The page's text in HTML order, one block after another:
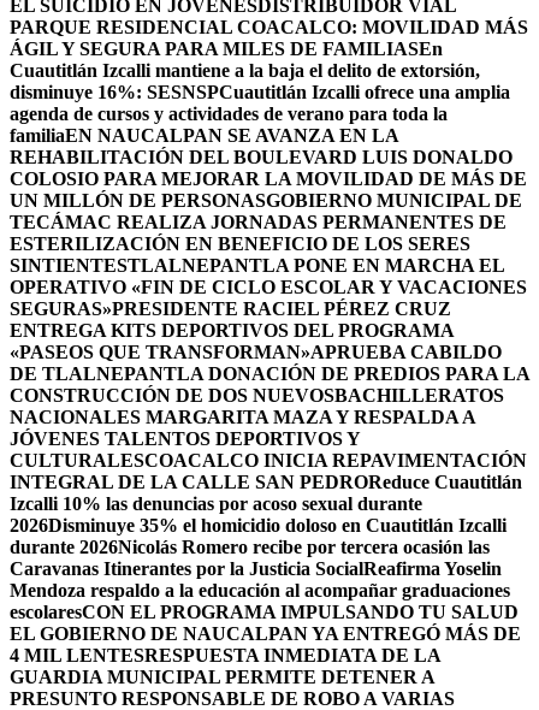
EL SUICIDIO EN JÓVENES DISTRIBUIDOR VIAL
PARQUE RESIDENCIAL COACALCO: MOVILIDAD MÁS
ÁGIL Y SEGURA PARA MILES DE FAMILIASEn
Cuautitlán Izcalli mantiene a la baja el delito de extorsión,
disminuye 16%: SESNSPCuautitlán Izcalli ofrece una amplia
agenda de cursos y actividades de verano para toda la
familiaEN NAUCALPAN SE AVANZA EN LA
REHABILITACIÓN DEL BOULEVARD LUIS DONALDO
COLOSIO PARA MEJORAR LA MOVILIDAD DE MÁS DE
UN MILLÓN DE PERSONASGOBIERNO MUNICIPAL DE
TECÁMAC REALIZA JORNADAS PERMANENTES DE
ESTERILIZACIÓN EN BENEFICIO DE LOS SERES
SINTIENTESTLALNEPANTLA PONE EN MARCHA EL
OPERATIVO «FIN DE CICLO ESCOLAR Y VACACIONES
SEGURAS»PRESIDENTE RACIEL PÉREZ CRUZ
ENTREGA KITS DEPORTIVOS DEL PROGRAMA
«PASEOS QUE TRANSFORMAN»APRUEBA CABILDO
DE TLALNEPANTLA DONACIÓN DE PREDIOS PARA LA
CONSTRUCCIÓN DE DOS NUEVOSBACHILLERATOS
NACIONALES MARGARITA MAZA Y RESPALDA A
JÓVENES TALENTOS DEPORTIVOS Y
CULTURALESCOACALCO INICIA REPAVIMENTACIÓN
INTEGRAL DE LA CALLE SAN PEDROReduce Cuautitlán
Izcalli 10% las denuncias por acoso sexual durante
2026Disminuye 35% el homicidio doloso en Cuautitlán Izcalli
durante 2026Nicolás Romero recibe por tercera ocasión las
Caravanas Itinerantes por la Justicia SocialReafirma Yoselin
Mendoza respaldo a la educación al acompañar graduaciones
escolaresCON EL PROGRAMA IMPULSANDO TU SALUD
EL GOBIERNO DE NAUCALPAN YA ENTREGÓ MÁS DE
4 MIL LENTESRESPUESTA INMEDIATA DE LA
GUARDIA MUNICIPAL PERMITE DETENER A
PRESUNTO RESPONSABLE DE ROBO A VARIAS